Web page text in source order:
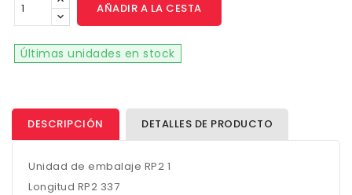
AÑADIR A LA CESTA
Últimas unidades en stock
DESCRIPCIÓN DETALLES DE PRODUCTO
Unidad de embalaje RP2 1
Longitud RP2 337